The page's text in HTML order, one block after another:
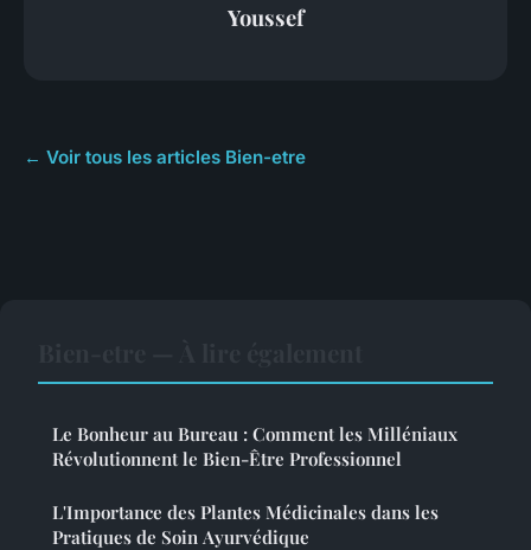
Youssef
← Voir tous les articles Bien-etre
Le Bonheur au Bureau : Comment les Milléniaux
Révolutionnent le Bien-Être Professionnel
L'Importance des Plantes Médicinales dans les
Pratiques de Soin Ayurvédique